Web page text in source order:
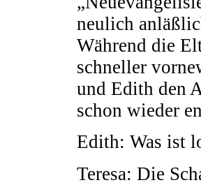
neulich
Während die
schneller
und Edith den
schon wieder
Edith: Was ist
Teresa: Die